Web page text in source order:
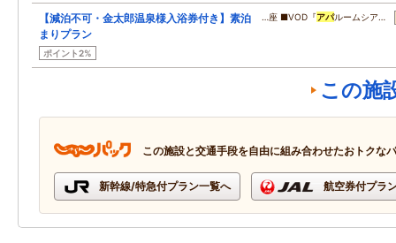
【減泊不可・金太郎温泉様入浴券付き】素泊
まりプラン
ポイント2%
…座 ■VOD『アパルームシア…
この施
この施設と交通手段を自由に組み合わせたおトクな
新幹線/特急付プラン一覧へ 航空券付プラ